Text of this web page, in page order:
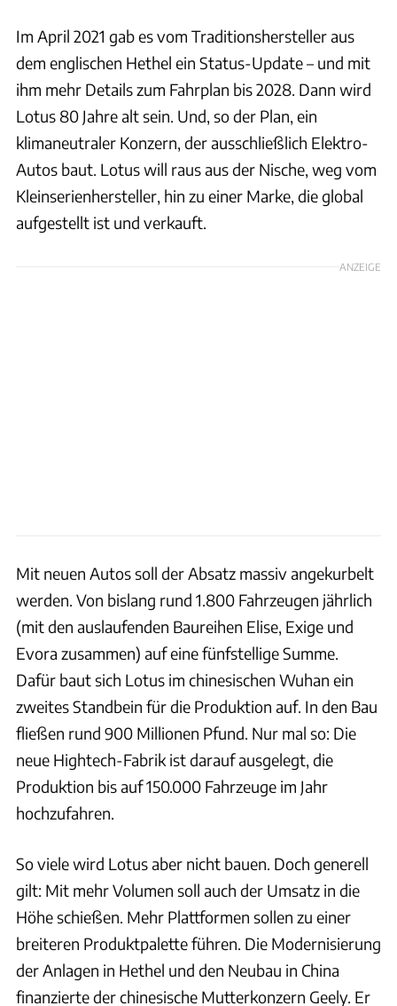
Im April 2021 gab es vom Traditionshersteller aus
dem englischen Hethel ein Status-Update – und mit
ihm mehr Details zum Fahrplan bis 2028. Dann wird
Lotus 80 Jahre alt sein. Und, so der Plan, ein
klimaneutraler Konzern, der ausschließlich Elektro-
Autos baut. Lotus will raus aus der Nische, weg vom
Kleinserienhersteller, hin zu einer Marke, die global
aufgestellt ist und verkauft.
ANZEIGE
Mit neuen Autos soll der Absatz massiv angekurbelt
werden. Von bislang rund 1.800 Fahrzeugen jährlich
(mit den auslaufenden Baureihen Elise, Exige und
Evora zusammen) auf eine fünfstellige Summe.
Dafür baut sich Lotus im chinesischen Wuhan ein
zweites Standbein für die Produktion auf. In den Bau
fließen rund 900 Millionen Pfund. Nur mal so: Die
neue Hightech-Fabrik ist darauf ausgelegt, die
Produktion bis auf 150.000 Fahrzeuge im Jahr
hochzufahren.
So viele wird Lotus aber nicht bauen. Doch generell
gilt: Mit mehr Volumen soll auch der Umsatz in die
Höhe schießen. Mehr Plattformen sollen zu einer
breiteren Produktpalette führen. Die Modernisierung
der Anlagen in Hethel und den Neubau in China
finanzierte der chinesische Mutterkonzern Geely. Er